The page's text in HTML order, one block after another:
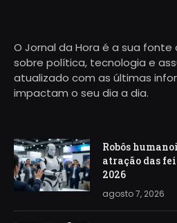
O Jornal da Hora é a sua
sobre política, tecnologia e
atualizado com as últimas
impactam o seu dia a dia.
Robôs
atração das
2026
agosto 7, 2026